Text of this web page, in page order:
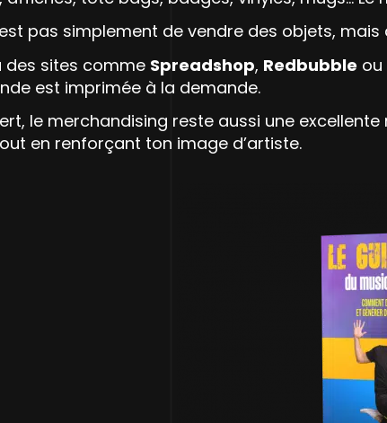
pas simplement de vendre des objets, mais
des sites comme Spreadshop, Redbubble ou
est imprimée à la demande.
le merchandising reste aussi une
en renforçant ton image d’artiste.